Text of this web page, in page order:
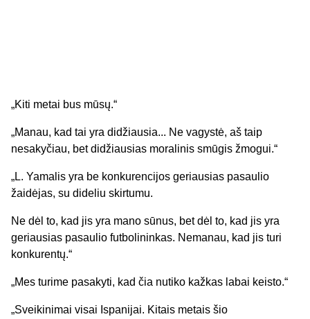
„Kiti metai bus mūsų.“
„Manau, kad tai yra didžiausia... Ne vagystė, aš taip
nesakyčiau, bet didžiausias moralinis smūgis žmogui.“
„L. Yamalis yra be konkurencijos geriausias pasaulio
žaidėjas, su dideliu skirtumu.
Ne dėl to, kad jis yra mano sūnus, bet dėl to, kad jis yra
geriausias pasaulio futbolininkas. Nemanau, kad jis turi
konkurentų.“
„Mes turime pasakyti, kad čia nutiko kažkas labai keisto.“
„Sveikinimai visai Ispanijai. Kitais metais šio